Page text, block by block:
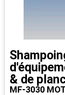
& de
MF-3030